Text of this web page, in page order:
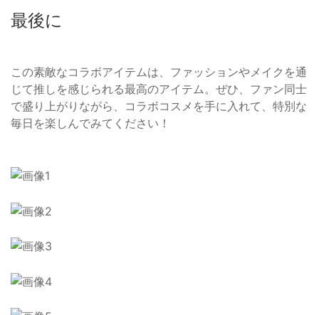
最後に
この素敵なコラボアイテムは、ファッションやメイクを通
じて推しを感じられる最高のアイテム。ぜひ、ファン同士
で盛り上がりながら、コラボコスメを手に入れて、特別な
毎日を楽しんでみてください！